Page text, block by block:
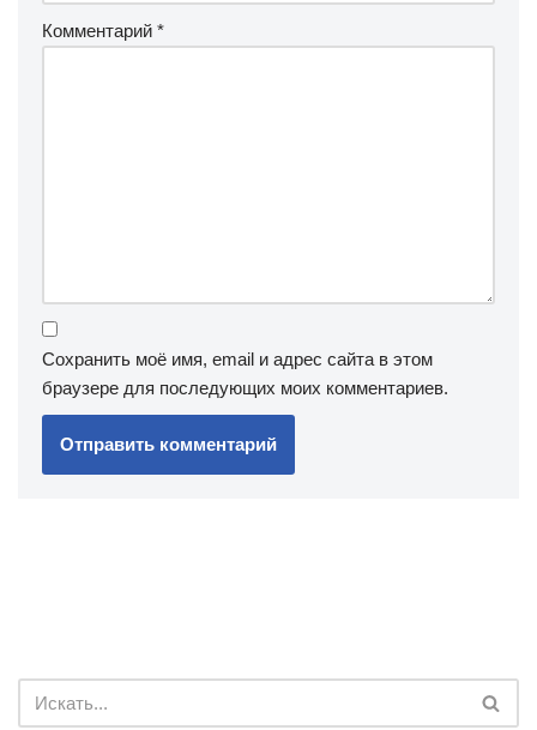
Комментарий *
Сохранить моё имя, email и адрес сайта в этом
браузере для последующих моих комментариев.